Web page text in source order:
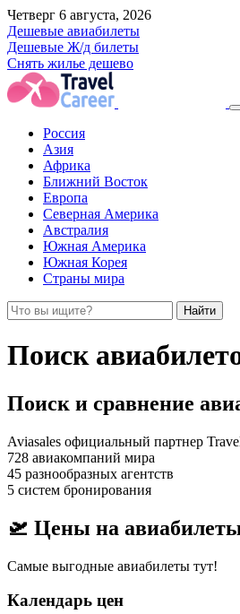
Четверг 6 августа, 2026
Дешевые авиабилеты
Дешевые Ж/д билеты
Снять жилье дешево
Россия
Азия
Африка
Ближний Восток
Европа
Северная Америка
Австралия
Южная Америка
Южная Корея
Страны мира
Найти
Поиск
Поиск и сравнение
Aviasales официальный партнер
728 авиакомпаний мира
45 разнообразных агентств
5 систем бронирования
🛫 Цены на
Самые выгодные авиабилеты тут!
Календарь цен